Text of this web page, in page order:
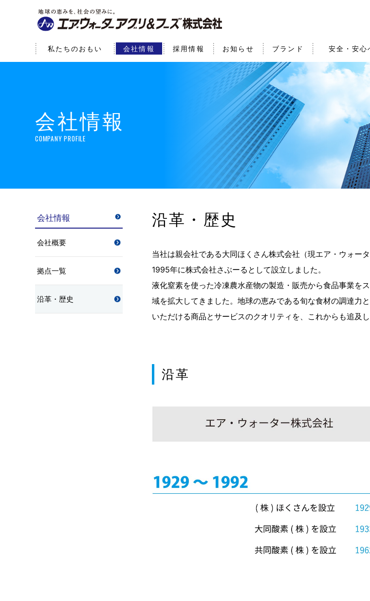
会社情報
COMPANY PROFILE
会社情報
会社概要
拠点一覧
沿革・歴史
沿革・歴史
当社は親会社である大同ほくさん株式会社（現エア・ウォー
1995年に株式会社さぶーるとして設立しました。
液化窒素を使った冷凍農水産物の製造・販売から食品事業を
域を拡大してきました。地球の恵みである旬な食材の調達力
いただける商品とサービスのクオリティを、これからも追及し
沿革
私たちのおもい 会社情報 採用情報 お知らせ ブランド 安全・安心